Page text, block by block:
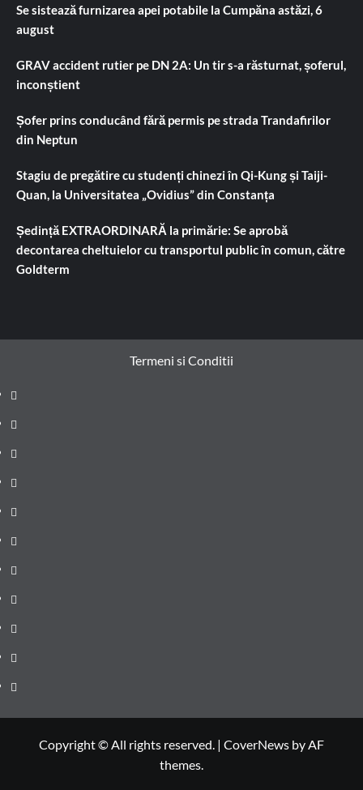
Se sistează furnizarea apei potabile la Cumpăna astăzi, 6
august
GRAV accident rutier pe DN 2A: Un tir s-a răsturnat, șoferul,
inconștient
Șofer prins conducând fără permis pe strada Trandafirilor
din Neptun
Stagiu de pregătire cu studenți chinezi în Qi-Kung și Taiji-
Quan, la Universitatea „Ovidius” din Constanța
Ședință EXTRAORDINARĂ la primărie: Se aprobă
decontarea cheltuielor cu transportul public în comun, către
Goldterm
Termeni si Conditii
Prima
pagină
Știri
de
ultima
Administrație
locală
Actualitate
Justiție
Cultura
Sănătate
Litoral
Joburi
Politică
Comunicate
Copyright © All rights reserved. | CoverNews by AF
themes.